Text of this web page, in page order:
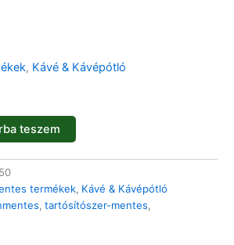
, Kávé & Kávépótló
teszem
termékek, Kávé & Kávépótló
, tartósítószer-mentes,